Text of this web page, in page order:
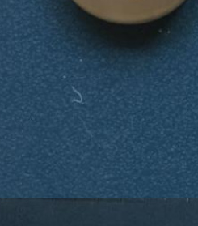
PRESENTACIóN